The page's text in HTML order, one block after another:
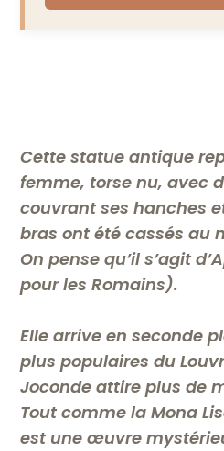
Cette statue antique
femme, torse nu, avec
couvrant ses hanches
bras ont été cassés au
On pense qu’il s’agit
pour les Romains).
Elle arrive en seconde
plus populaires du
Joconde attire plus de
Tout comme la Mona
est une œuvre